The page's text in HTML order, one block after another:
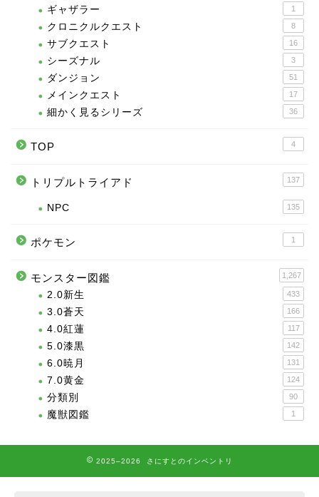
ギャザラー 1
クロニクルクエスト 8
サブクエスト 16
シーズナル 3
ダンジョン 51
メインクエスト 17
細かく見るシリーズ 36
TOP 4
トリプルトライアド 137
NPC 135
ポケモン 1
モンスター図鑑 1,267
2.0新生 433
3.0蒼天 166
4.0紅蓮 117
5.0漆黒 142
6.0暁月 131
7.0黄金 124
分類別 90
魔獣図鑑 1
2025–2026 さにすとのインベントリ